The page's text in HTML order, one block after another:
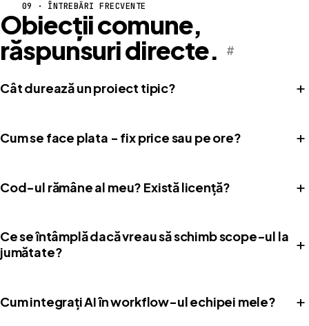
09 · ÎNTREBĂRI FRECVENTE
Obiecții comune,
răspunsuri directe.
#
Cât durează un proiect tipic? +
Cum se face plata - fix price sau pe ore? +
Cod-ul rămâne al meu? Există licență? +
Ce se întâmplă dacă vreau să schimb scope-ul la
jumătate?
+
Cum integrați AI în workflow-ul echipei mele? +